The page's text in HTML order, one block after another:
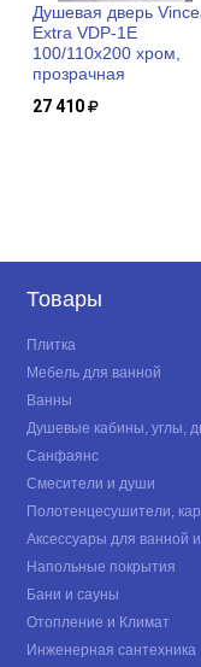
Душевая дверь
Extra VDP-1E
100/110x200 хром,
прозрачная
27 410
Товары
Плитка
Мебель для ванной
Ванны
Душевые кабины, углы,
Санфаянс
Смесители и души
Полотенцесушители,
Аксессуары для ванной
Напольные покрытия
Бани и сауны
Отопление и Климат
Инженерная сантехника